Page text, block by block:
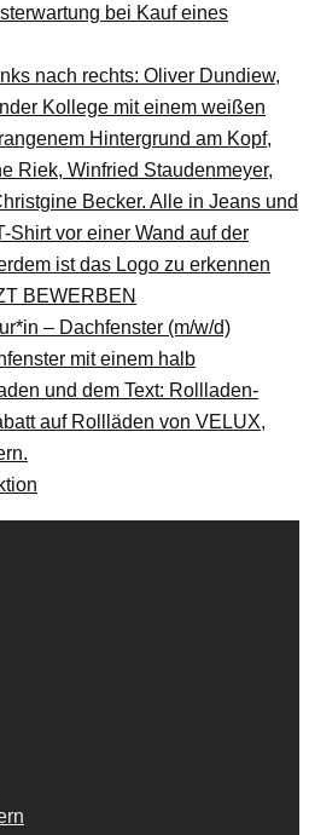
bei Kauf eines
– Dachfenster (m/w/d)